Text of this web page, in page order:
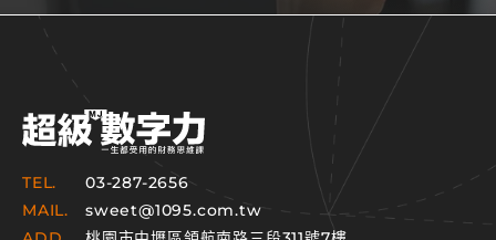
TEL.
03-287-2656
MAIL.
sweet@1095.com.tw